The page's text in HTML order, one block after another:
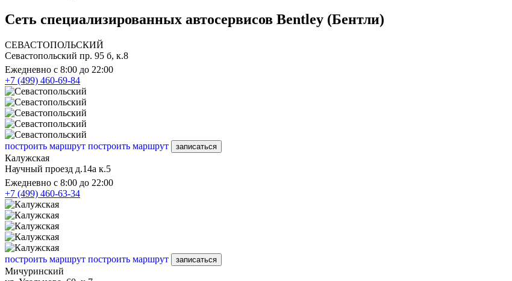
Сеть специализированных автосервисов Bentley (Бентли)
СЕВАСТОПОЛЬСКИЙ
Севастопольский пр. 95 б, к.8
Ежедневно с 8:00 до 22:00
+7 (499) 460-69-84
построить маршрут построить маршрут записаться
Калужская
Научный проезд д.14а к.5
Ежедневно с 8:00 до 22:00
+7 (499) 460-63-34
построить маршрут построить маршрут записаться
Мичуринский